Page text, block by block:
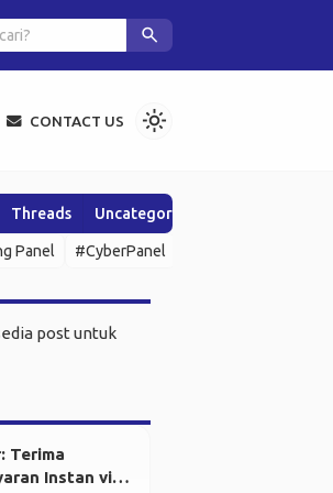
Tanpa Install Apa pun
search
CONTACT US light_mode
Threads Uncategorized
Panel #CyberPanel
post untuk
Terima
Instan via